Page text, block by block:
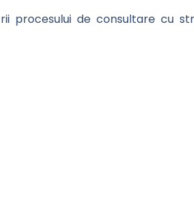
procesului de consultare cu